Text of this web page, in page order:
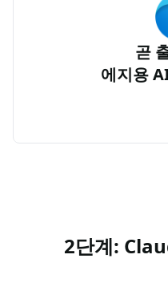
곧
에지용
2단계: